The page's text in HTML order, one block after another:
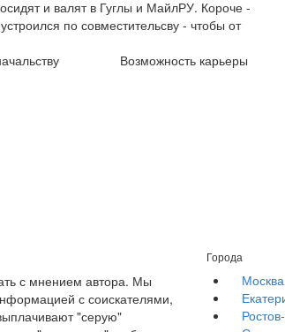
и валят в Гуглы и МайлРУ. Короче -
по совместительсву - чтобы от
Возможность карьеры
с мнением автора. Мы
с соискателями,
"серую"
Города
Москва